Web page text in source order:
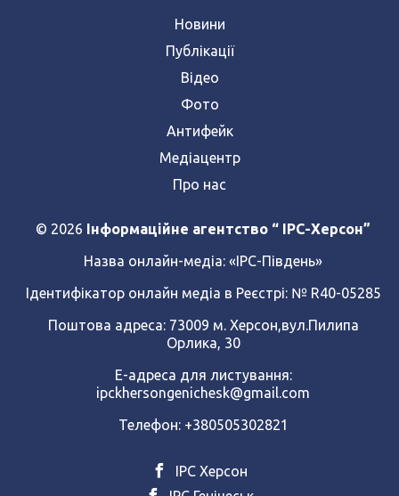
Новини
Публікації
Відео
Фото
Антифейк
Медіацентр
Про нас
© 2026 Інформаційне агентство “ IPC-Херсон”
Назва онлайн-медіа: «ІРС-Південь»
Ідентифікатор онлайн медіа в Реєстрі: № R40-05285
Поштова адреса: 73009 м. Херсон,вул.Пилипа
Орлика, 30
Е-адреса для листування:
ipckhersongenichesk@gmail.com
Телефон: +380505302821
ІРС Херсон